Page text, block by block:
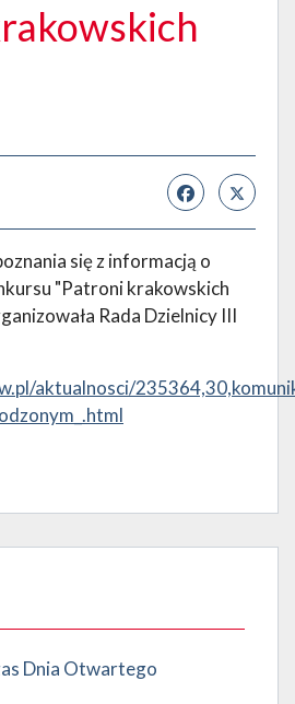
się z informacją o
"Patroni krakowskich
Rada Dzielnicy III
aktualnosci/
Dnia Otwartego